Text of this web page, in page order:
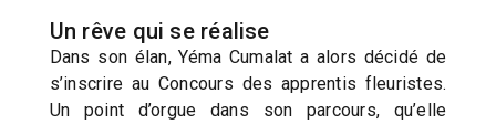
Un rêve qui se réalise
Dans son élan, Yéma Cumalat a alors décidé de
s’inscrire au Concours des apprentis fleuristes.
Un point d’orgue dans son parcours, qu’elle